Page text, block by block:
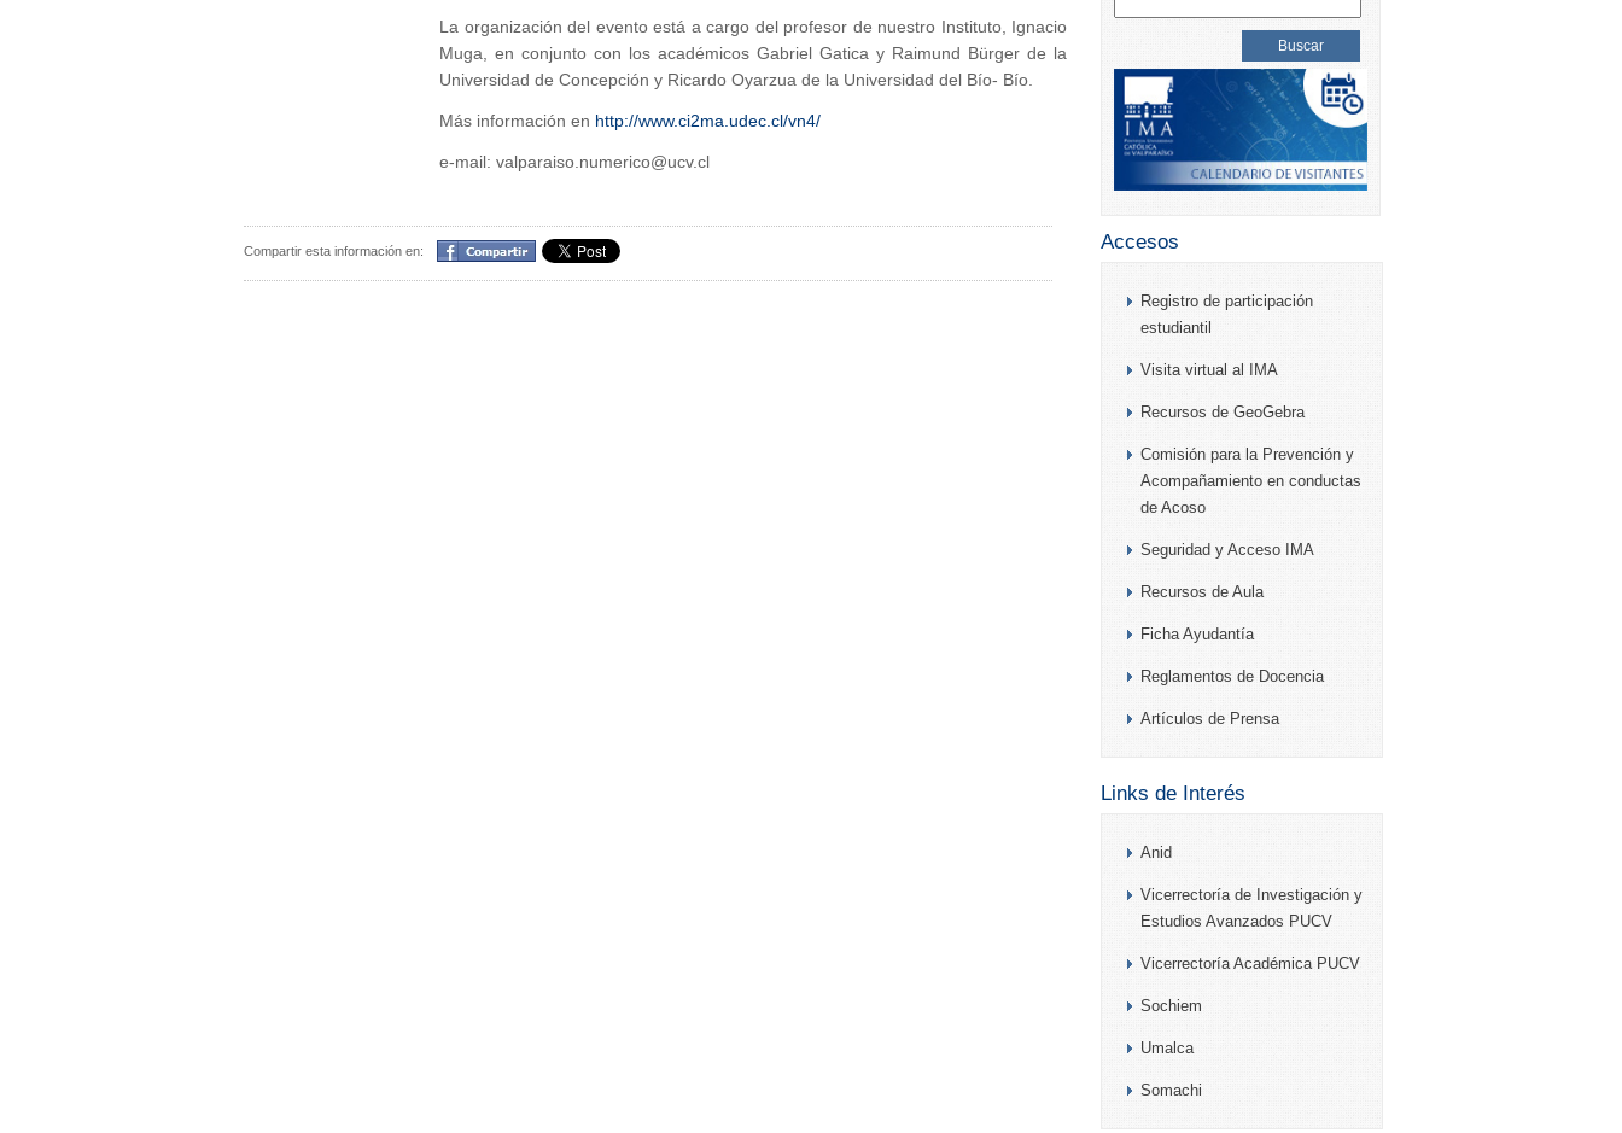
La organización del evento está a cargo del profesor de nuestro Instituto, Ignacio
Muga, en conjunto con los académicos Gabriel Gatica y Raimund Bürger de la
Universidad de Concepción y Ricardo Oyarzua de la Universidad del Bío- Bío.
Más información en http://www.ci2ma.udec.cl/vn4/
e-mail: valparaiso.numerico@ucv.cl
Compartir esta información en: Compartir Accesos
Registro de participación
estudiantil
Visita virtual al IMA
Recursos de GeoGebra
Comisión para la Prevención y
Acompañamiento en conductas
de Acoso
Seguridad y Acceso IMA
Recursos de Aula
Ficha Ayudantía
Reglamentos de Docencia
Artículos de Prensa
Links de Interés
Anid
Vicerrectoría de Investigación y
Estudios Avanzados PUCV
Vicerrectoría Académica PUCV
Sochiem
Umalca
Somachi